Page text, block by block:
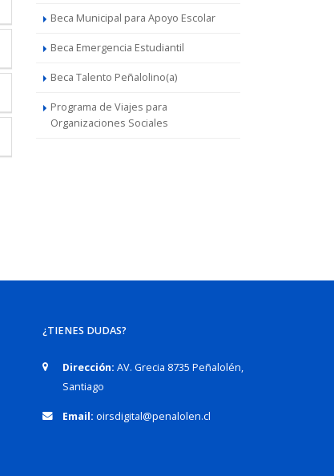
Beca Municipal para Apoyo Escolar
Beca Emergencia Estudiantil
Beca Talento Peñalolino(a)
Programa de Viajes para
Organizaciones Sociales
¿TIENES DUDAS?
Dirección: AV. Grecia 8735 Peñalolén,
Santiago
Email: oirsdigital@penalolen.cl